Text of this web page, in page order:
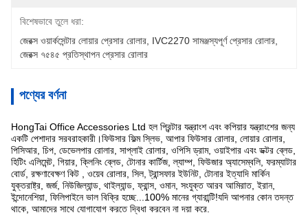
বিশেষভাবে তুলে ধরা:
জেরক্স ওয়ার্কসেন্টার লোয়ার প্রেসার রোলার IVC2270 সামঞ্জস্যপূর্ণ প্রেসার রোলার
জেরক্স ৭৫৪৫ প্রতিস্থাপন প্রেসার রোলার
পণ্যের বর্ণনা
HongTai Office Accessories Ltd হল প্রিন্টার যন্ত্রাংশ এবং কপিয়ার যন্ত্রাংশের জন্য
একটি পেশাদার সরবরাহকারী।ফিউসার ফিল্ম স্লিভ, আপার ফিউসার রোলার, লোয়ার রোলার,
পিসিআর, চিপ, ডেভেলপার রোলার, সাপ্লাই রোলার, ওপিসি ড্রাম, ওয়াইপার এবং ডক্টর ব্লেড,
হিটিং এলিমেন্ট, গিয়ার, ক্লিনিং ব্লেড, টোনার কার্টিজ, ল্যাম্প, ফিউজার অ্যাসেম্বলি, ফরম্যাটার
বোর্ড, রক্ষণাবেক্ষণ কিট , ওয়েব রোলার, সিল, ট্রান্সফার ইউনিট, টোনার ইত্যাদি মার্কিন
যুক্তরাষ্ট্র, জর্জ, নিউজিল্যান্ড, থাইল্যান্ড, ফ্রান্স, ওমান, সংযুক্ত আরব আমিরাত, ইরান,
ইন্দোনেশিয়া, ফিলিপাইনে ভাল বিক্রি হচ্ছে...100% মানের গ্যারান্টি!যদি আপনার কোন তদন্ত
থাকে, আমাদের সাথে যোগাযোগ করতে দ্বিধা করবেন না দয়া করে.